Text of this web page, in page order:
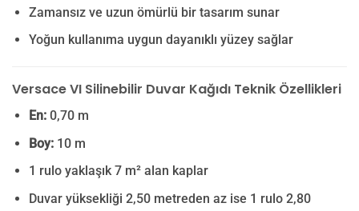
Zamansız ve uzun ömürlü bir tasarım sunar
Yoğun kullanıma uygun dayanıklı yüzey sağlar
Versace VI Silinebilir Duvar Kağıdı Teknik Özellikleri
En:0,70 m
Boy:10 m
1 rulo yaklaşık 7 m² alan kaplar
Duvar yüksekliği 2,50 metreden az ise 1 rulo 2,80